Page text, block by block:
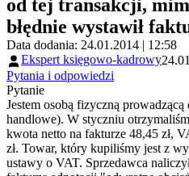
od tej transakcji,
błędnie wystawił
Data dodania: 24.01.2014 | 12:58
Ekspert księgowo-kadrowy
Pytania i odpowiedzi
Pytanie
Jestem osobą fizyczną prowadzącą
handlowe). W styczniu
kwota netto na fakturze 48,45 zł,
zł. Towar, który kupiliśmy jest z
ustawy o VAT. Sprzedawca